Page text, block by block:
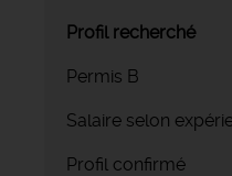
Profil recherché
Permis B
Salaire selon
Profil confirmé